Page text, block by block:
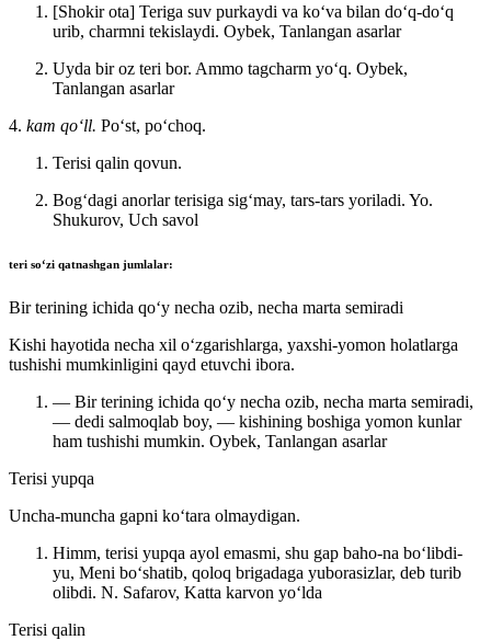
[Shokir ota] Teriga suv purkaydi va koʻva bilan doʻq-doʻq
urib, charmni tekislaydi. Oybek, Tanlangan asarlar
Uyda bir oz teri bor. Ammo tagcharm yoʻq. Oybek,
Tanlangan asarlar
4. kam qoʻll. Poʻst, poʻchoq.
Terisi qalin qovun.
Bogʻdagi anorlar terisiga sigʻmay, tars-tars yoriladi. Yo.
Shukurov, Uch savol
teri soʻzi qatnashgan jumlalar:
Bir terining ichida qoʻy necha ozib, necha marta semiradi
Kishi hayotida necha xil oʻzgarishlarga, yaxshi-yomon holatlarga
tushishi mumkinligini qayd etuvchi ibora.
— Bir terining ichida qoʻy necha ozib, necha marta semiradi,
— dedi salmoqlab boy, — kishining boshiga yomon kunlar
ham tushishi mumkin. Oybek, Tanlangan asarlar
Terisi yupqa
Uncha-muncha gapni koʻtara olmaydigan.
Himm, terisi yupqa ayol emasmi, shu gap baho-na boʻlibdi-
yu, Meni boʻshatib, qoloq brigadaga yuborasizlar, deb turib
olibdi. N. Safarov, Katta karvon yoʻlda
Terisi qalin